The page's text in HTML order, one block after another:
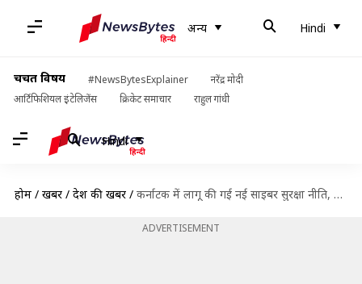
अन्य Hindi
चर्चित विषय #NewsBytesExplainer
नरेंद्र मोदी
आर्टिफिशियल इंटेलिजेंस
क्रिकेट समाचार राहुल गांधी
Hindi
होम / खबरें / देश की खबरें / कर्नाटक में लागू की गई नई साइबर सुरक्षा नीति, जनता और कंपनियों को करेगा मजबूत
ADVERTISEMENT